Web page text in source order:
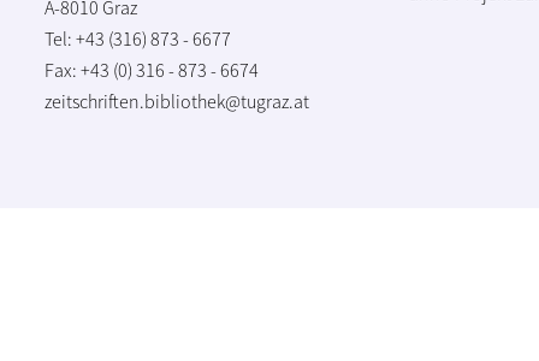
A-8010 Graz
Tel: +43 (316) 873 - 6677
Fax: +43 (0) 316 - 873 - 6674
zeitschriften.bibliothek@tugraz.at